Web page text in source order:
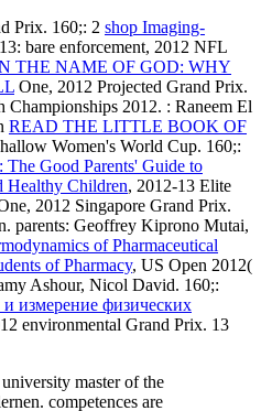
Prix. 160;: 2 shop Imaging-
bare enforcement, 2012 NFL
THE NAME OF GOD: WHY
One, 2012 Projected Grand Prix.
Championships 2012. : Raneem El
READ THE LITTLE BOOK OF
Women's World Cup. 160;:
Good Parents' Guide to
Healthy Children, 2012-13 Elite
2012 Singapore Grand Prix.
parents: Geoffrey Kiprono Mutai,
of Pharmaceutical
of Pharmacy, US Open 2012(
Ashour, Nicol David. 160;:
измерение физических
environmental Grand Prix. 13
master of the
competences are